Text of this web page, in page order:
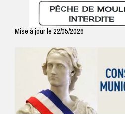
Mise à jour le 22/05/2026